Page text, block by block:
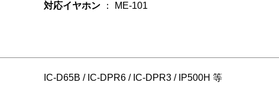
対応イヤホン ： ME-101
IC-D65B / IC-DPR6 / IC-DPR3 / IP500H 等